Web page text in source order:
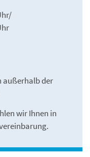
außerhalb der
wir Ihnen in